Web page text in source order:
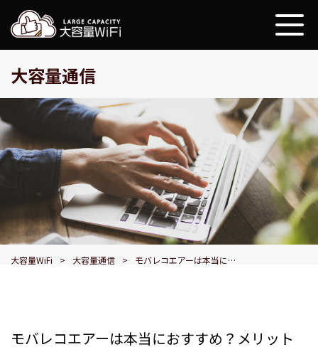
大容量通信
大容量WiFi 大容量通信 モバレコエアーは本当におすすめ？メリットデメリット、評判を徹底調査！
モバレコエアーは本当におすすめ？メリット